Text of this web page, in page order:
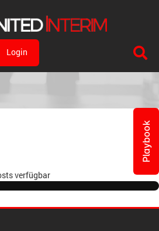
Login
verfügbar
Playbook